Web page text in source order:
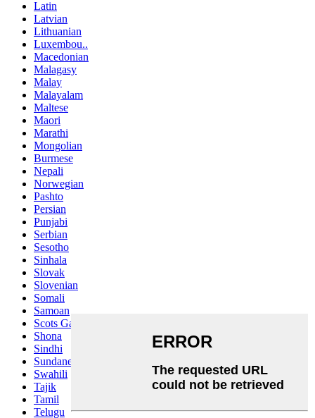
Latin
Latvian
Lithuanian
Luxembou..
Macedonian
Malagasy
Malay
Malayalam
Maltese
Maori
Marathi
Mongolian
Burmese
Nepali
Norwegian
Pashto
Persian
Punjabi
Serbian
Sesotho
Sinhala
Slovak
Slovenian
Somali
Samoan
Scots Gaelic
Shona
Sindhi
Sundanese
Swahili
Tajik
Tamil
Telugu